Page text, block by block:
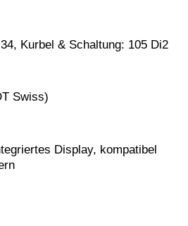
Kurbel & Schaltung: 105 Di2
Swiss)
Display, kompatibel